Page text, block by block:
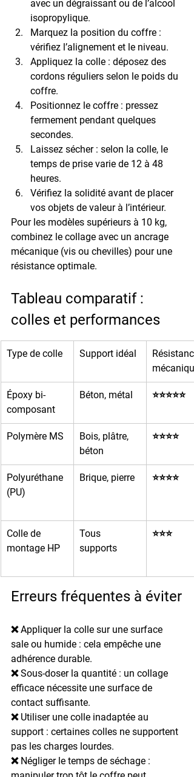
avec un dégraissant ou de l’alcool
isopropylique.
Marquez la position du coffre :
vérifiez l’alignement et le niveau.
Appliquez la colle : déposez des
cordons réguliers selon le poids du
coffre.
Positionnez le coffre : pressez
fermement pendant quelques
secondes.
Laissez sécher : selon la colle, le
temps de prise varie de 12 à 48
heures.
Vérifiez la solidité avant de placer
vos objets de valeur à l’intérieur.
Pour les modèles supérieurs à 10 kg,
combinez le collage avec un ancrage
mécanique (vis ou chevilles) pour une
résistance optimale.
Tableau comparatif :
colles et performances
Type de colle Support idéal
mécanique
Époxy bi-
composant
Béton, métal ⭐⭐⭐⭐⭐
Polymère MS
Bois, plâtre,
béton
⭐⭐⭐⭐
Polyuréthane
(PU)
Brique, pierre ⭐⭐⭐⭐
Colle de
montage HP
Tous
supports
⭐⭐⭐
Erreurs fréquentes à éviter
❌ Appliquer la colle sur une surface
sale ou humide : cela empêche une
adhérence durable.
❌ Sous-doser la quantité : un collage
efficace nécessite une surface de
contact suffisante.
❌ Utiliser une colle inadaptée au
support : certaines colles ne supportent
pas les charges lourdes.
❌ Négliger le temps de séchage :